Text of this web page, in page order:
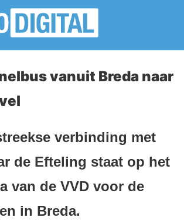
vanuit Breda naar
verbinding met
de Efteling staat op het
van de VVD voor de
in Breda.